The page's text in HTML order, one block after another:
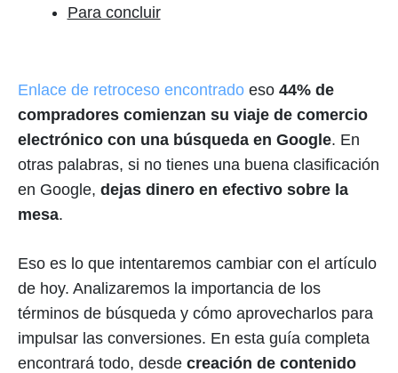
Para concluir
Enlace de retroceso encontrado eso 44% de
compradores comienzan su viaje de comercio
electrónico con una búsqueda en Google. En
otras palabras, si no tienes una buena clasificación
en Google, dejas dinero en efectivo sobre la
mesa.
Eso es lo que intentaremos cambiar con el artículo
de hoy. Analizaremos la importancia de los
términos de búsqueda y cómo aprovecharlos para
impulsar las conversiones. En esta guía completa
encontrará todo, desde creación de contenido